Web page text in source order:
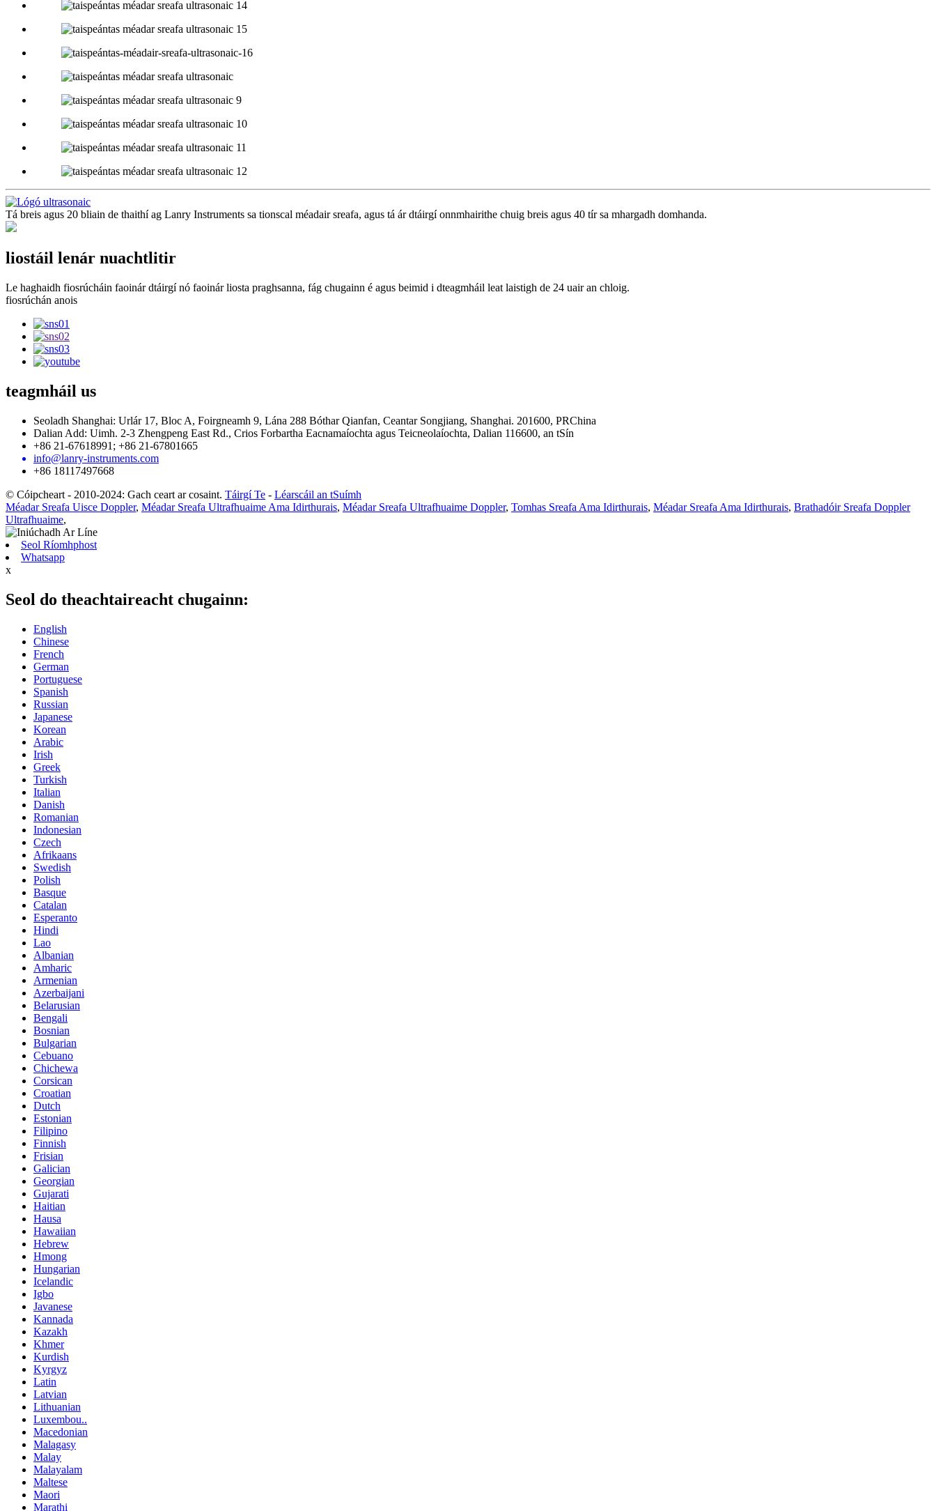
Tá breis agus 20 bliain de thaithí ag Lanry Instruments sa tionscal méadair sreafa, agus tá ár dtáirgí onnmhairithe chuig breis agus 40 tír sa mhargadh domhanda.
liostáil lenár nuachtlitir
Le haghaidh fiosrúcháin faoinár dtáirgí nó faoinár liosta praghsanna, fág chugainn é agus beimid i dteagmháil leat laistigh de 24 uair an chloig.
fiosrúchán anois
teagmháil us
Seoladh Shanghai: Urlár 17, Bloc A, Foirgneamh 9, Lána 288 Bóthar Qianfan, Ceantar Songjiang, Shanghai. 201600, PRChina
Dalian Add: Uimh. 2-3 Zhengpeng East Rd., Crios Forbartha Eacnamaíochta agus Teicneolaíochta, Dalian 116600, an tSín
+86 21-67618991; +86 21-67801665
info@lanry-instruments.com
+86 18117497668
© Cóipcheart - 2010-2024: Gach ceart ar cosaint. Táirgí Te - Léarscáil an tSuímh
Méadar Sreafa Uisce Doppler, Méadar Sreafa Ultrafhuaime Ama Idirthurais, Méadar Sreafa Ultrafhuaime Doppler, Tomhas Sreafa Ama Idirthurais, Méadar Sreafa Ama Idirthurais, Brathadóir Sreafa Doppler
Ultrafhuaime,
Seol Ríomhphost
Whatsapp
x
Seol do theachtaireacht chugainn:
English
Chinese
French
German
Portuguese
Spanish
Russian
Japanese
Korean
Arabic
Irish
Greek
Turkish
Italian
Danish
Romanian
Indonesian
Czech
Afrikaans
Swedish
Polish
Basque
Catalan
Esperanto
Hindi
Lao
Albanian
Amharic
Armenian
Azerbaijani
Belarusian
Bengali
Bosnian
Bulgarian
Cebuano
Chichewa
Corsican
Croatian
Dutch
Estonian
Filipino
Finnish
Frisian
Galician
Georgian
Gujarati
Haitian
Hausa
Hawaiian
Hebrew
Hmong
Hungarian
Icelandic
Igbo
Javanese
Kannada
Kazakh
Khmer
Kurdish
Kyrgyz
Latin
Latvian
Lithuanian
Luxembou..
Macedonian
Malagasy
Malay
Malayalam
Maltese
Maori
Marathi